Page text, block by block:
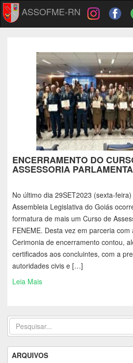
ASSOFME-RN
ENCERRAMENTO DO
ASSESSORIA
No último dia 29SET2023 (sexta-
Assembleia Legislativa do Goiás
formatura de mais um Curso de
FENEME. Desta vez em parceria com
Cerimonia de encerramento contou,
certificados aos concluintes, com a
autoridades civis e […]
Leia Mais
ARQUIVOS